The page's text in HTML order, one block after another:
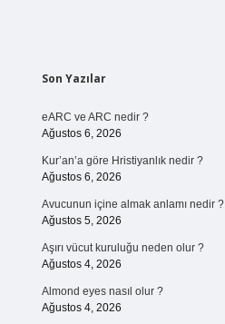
Sidebar
Son Yazılar
eARC ve ARC nedir ?
Ağustos 6, 2026
Kur’an’a göre Hristiyanlık nedir ?
Ağustos 6, 2026
Avucunun içine almak anlamı nedir ?
Ağustos 5, 2026
Aşırı vücut kuruluğu neden olur ?
Ağustos 4, 2026
Almond eyes nasıl olur ?
Ağustos 4, 2026